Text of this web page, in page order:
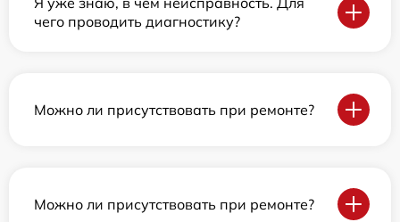
чего проводить диагностику?
Можно ли присутствовать при ремонте?
Можно ли присутствовать при ремонте?